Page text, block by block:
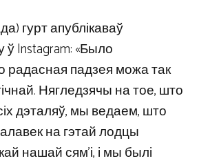
гурт апублікаваў
Instagram: «Было
радасная падзея можа так
Нягледзячы на ​​тое, што
дэталяў, мы ведаем, што
на гэтай лодцы
нашай сям’і, і мы былі